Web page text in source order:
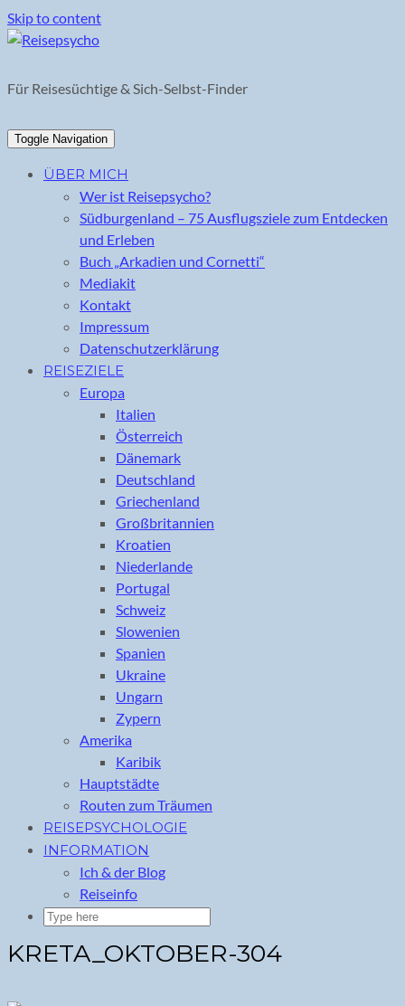
Skip to content
Für Reisesüchtige & Sich-Selbst-Finder
Toggle Navigation
ÜBER MICH
Wer ist Reisepsycho?
Südburgenland – 75 Ausflugsziele zum Entdecken
und Erleben
Buch „Arkadien und Cornetti“
Mediakit
Kontakt
Impressum
Datenschutzerklärung
REISEZIELE
Europa
Italien
Österreich
Dänemark
Deutschland
Griechenland
Großbritannien
Kroatien
Niederlande
Portugal
Schweiz
Slowenien
Spanien
Ukraine
Ungarn
Zypern
Amerika
Karibik
Hauptstädte
Routen zum Träumen
REISEPSYCHOLOGIE
INFORMATION
Ich & der Blog
Reiseinfo
KRETA_OKTOBER-304